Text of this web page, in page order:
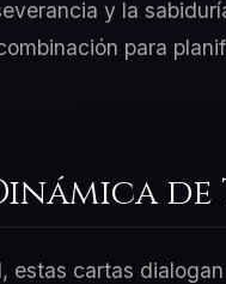
y la
para
de
estas cartas